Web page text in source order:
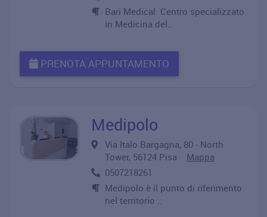
Bari Medical: Centro specializzato
in Medicina del..
PRENOTA APPUNTAMENTO
Medipolo
Via Italo Bargagna, 80 - North
Tower, 56124 Pisa Mappa
0507218261
Medipolo è il punto di riferimento
nel territorio ..